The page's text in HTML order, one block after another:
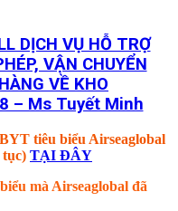
DỊCH VỤ HỖ TRỢ
VẬN CHUYỂN
VỀ KHO
– Ms Tuyết Minh
tiêu biểu Airseaglobal
tục) TẠI ĐÂY
mà Airseaglobal đã